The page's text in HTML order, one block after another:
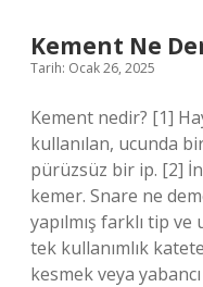
Kement Ne
Tarih: Ocak 26, 2025
Kement nedir? [1]
kullanılan, ucunda
pürüzsüz bir ip. [2]
kemer. Snare ne
yapılmış farklı tip
tek kullanımlık
kesmek veya